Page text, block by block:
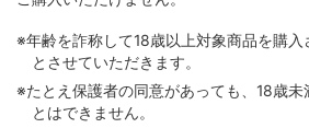
※年齢を詐称して18歳以上対象商品を購入
とさせていただきます。
※たとえ保護者の同意があっても、18歳未
とはできません。